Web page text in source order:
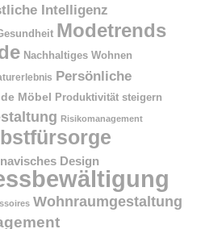
Intelligenz
Modetrends
Nachhaltiges Wohnen
Persönliche
Möbel Produktivität steigern
Risikomanagement
Design
Wohnraumgestaltung